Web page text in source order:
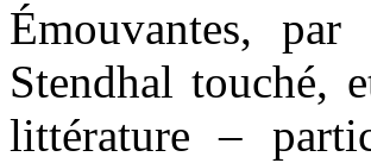
Émouvantes,
Stendhal touché,
littérature –